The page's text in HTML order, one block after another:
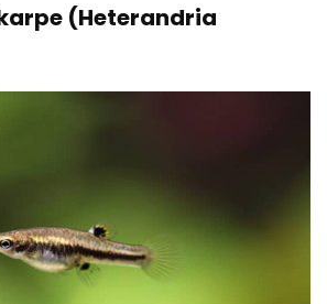
(Heterandria